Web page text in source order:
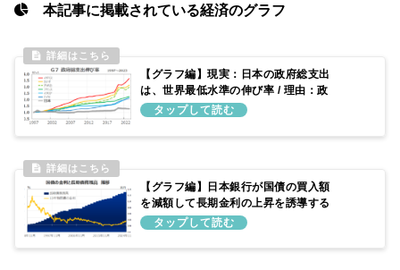
本記事に掲載されている経済のグラフ
【グラフ編】現実：日本の政府総支出
は、世界最低水準の伸び率 / 理由：政
府予算を増やしてこなかったため
【グラフ編】日本銀行が国債の買入額
を減額して長期金利の上昇を誘導する
仕組み